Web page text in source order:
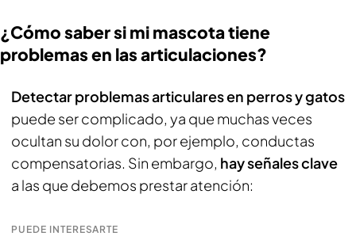
¿Cómo saber si mi mascota tiene
problemas en las articulaciones?
Detectar problemas articulares en perros y gatos
puede ser complicado, ya que muchas veces
ocultan su dolor con, por ejemplo, conductas
compensatorias. Sin embargo, hay señales clave
a las que debemos prestar atención:
PUEDE INTERESARTE